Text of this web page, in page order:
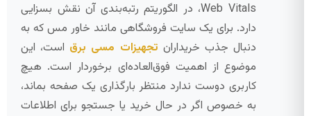
Web Vitals، در الگوریتم رتبه‌بندی آن نقش بسزایی
دارد. برای یک سایت فروشگاهی مانند خاور مس که به
دنبال جذب خریداران تجهیزات مسی برق است، این
موضوع از اهمیت فوق‌العاده‌ای برخوردار است. هیچ
کاربری دوست ندارد منتظر بارگذاری یک صفحه بماند،
به خصوص اگر در حال خرید یا جستجو برای اطلاعات